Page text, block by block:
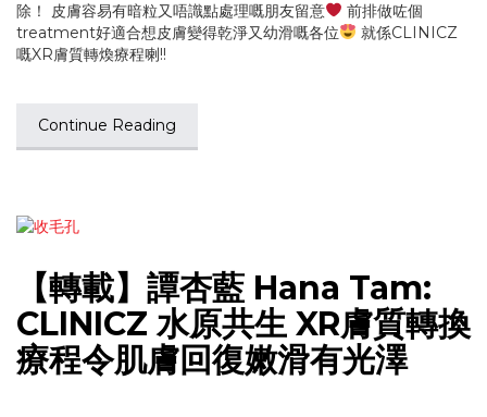
除！ 皮膚容易有暗粒又唔識點處理嘅朋友留意
前排做咗個
treatment好適合想皮膚變得乾淨又幼滑嘅各位
就係CLINICZ
嘅XR膚質轉煥療程喇!!
Continue Reading
【轉載】譚杏藍 Hana Tam:
CLINICZ 水原共生 XR膚質轉換
療程令肌膚回復嫩滑有光澤